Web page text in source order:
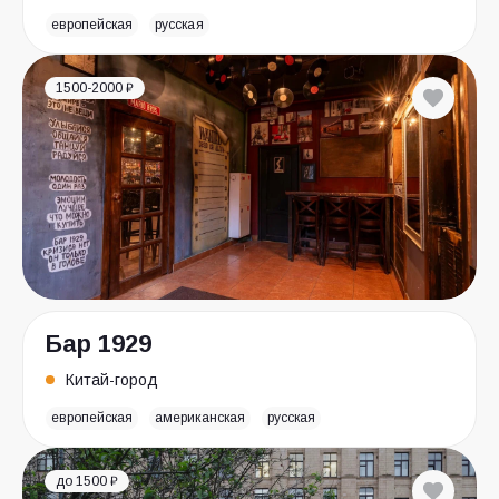
европейская русская
1500-2000 ₽
Бар 1929
Китай-город
европейская американская русская
до 1500 ₽